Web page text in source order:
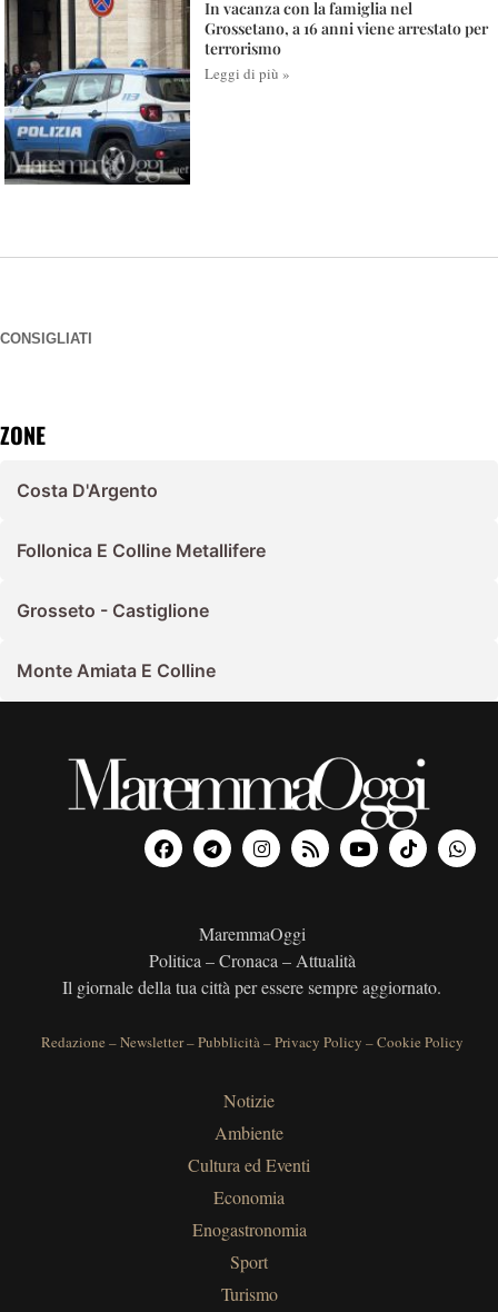
In vacanza con la famiglia nel
Grossetano, a 16 anni viene arrestato per
terrorismo
Leggi di più »
CONSIGLIATI
ZONE
Costa D'Argento
Follonica E Colline Metallifere
Grosseto - Castiglione
Monte Amiata E Colline
MaremmaOggi
Politica – Cronaca – Attualità
Il giornale della tua città per essere sempre aggiornato.
Redazione –Newsletter–Pubblicità–Privacy Policy –Cookie Policy
Notizie
Ambiente
Cultura ed Eventi
Economia
Enogastronomia
Sport
Turismo